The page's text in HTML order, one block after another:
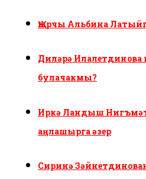
Җырчы Альбина
Диләрә Илалетдинова
булачакмы?
Иркә Ландыш
аңлашырга әзер
Сиринә